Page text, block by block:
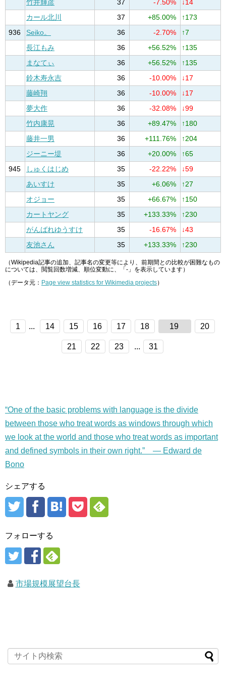
竹井輝彦 37 -7.50%
↓14
カール北川
37 +85.00%
↑173
936
Seiko。 36 -2.70%
↑7
長江もみ
36 +56.52%
↑135
まなてぃ
36 +56.52%
↑135
鈴木寿永吉
36 -10.00%
↓17
藤崎翔
36 -10.00%
↓17
夢大作
36 -32.08%
↓99
竹内康晃
36 +89.47%
↑180
藤井一男
36 +111.76%
↑204
ジーニー堤
36 +20.00%
↑65
945
しゅくはじめ 35 -22.22%
↓59
あいすけ
35 +6.06%
↑27
オジョー
35 +66.67%
↑150
カートヤング
35 +133.33%
↑230
がんばれゆうすけ
35 -16.67%
↓43
友池さん
35 +133.33% ↑230
（Wikipedia記事の追加、記事名の変更等により、前期間との比較が困難なもの
については、閲覧回数増減、順位変動に、「-」を表示しています）
（データ元： Page view statistics for Wikimedia projects）
1 ... 14 15 16 17 18 19 20
21 22 23 ... 31
“One of the basic problems with language is the divide
between those who treat words as windows through which
we look at the world and those who treat words as important
and defined symbols in their own right.” — Edward de
Bono
シェアする
フォローする
市場規模展望台長